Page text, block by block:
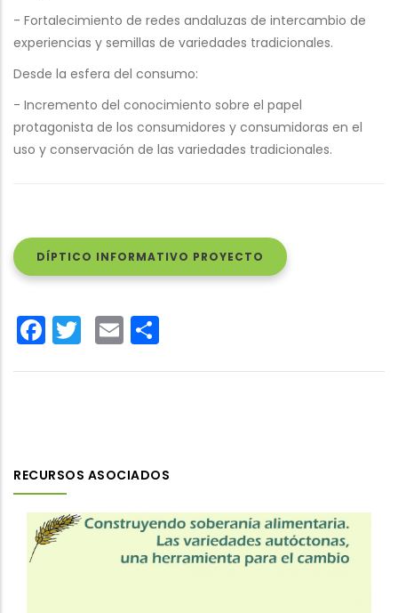
- Fortalecimiento de redes andaluzas de intercambio de
experiencias y semillas de variedades tradicionales.
Desde la esfera del consumo:
- Incremento del conocimiento sobre el papel
protagonista de los consumidores y consumidoras en el
uso y conservación de las variedades tradicionales.
DÍPTICO INFORMATIVO PROYECTO
Facebook
Twitter
Email
RECURSOS ASOCIADOS